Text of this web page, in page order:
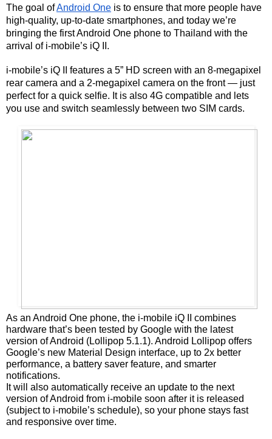
The goal of Android One is to ensure that more people have
high-quality, up-to-date smartphones, and today we’re
bringing the first Android One phone to Thailand with the
arrival of i-mobile’s iQ II.
i-mobile’s iQ II features a 5” HD screen with an 8-megapixel
rear camera and a 2-megapixel camera on the front — just
perfect for a quick selfie. It is also 4G compatible and lets
you use and switch seamlessly between two SIM cards.
As an Android One phone, the i-mobile iQ II combines
hardware that’s been tested by Google with the latest
version of Android (Lollipop 5.1.1). Android Lollipop offers
Google’s new Material Design interface, up to 2x better
performance, a battery saver feature, and smarter
notifications.
It will also automatically receive an update to the next
version of Android from i-mobile soon after it is released
(subject to i-mobile’s schedule), so your phone stays fast
and responsive over time.